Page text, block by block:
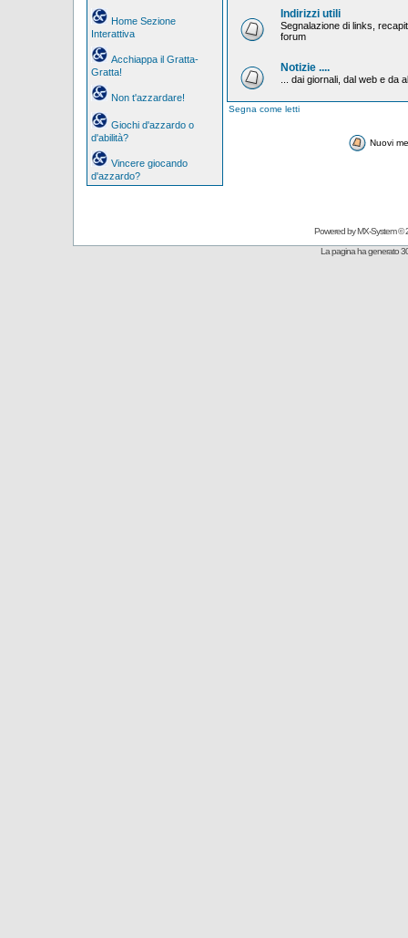
Home Sezione
Interattiva
Acchiappa il Gratta-
Gratta!
Non t'azzardare!
Giochi d'azzardo o
d'abilità?
Vincere giocando
d'azzardo?
Indirizzi utili
Segnalazione di links,
forum
Notizie ....
... dai giornali, dal web e da
Segna come letti
Nuovi
Powered byMX-System©
La pagina ha generato